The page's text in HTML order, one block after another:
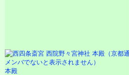
本殿